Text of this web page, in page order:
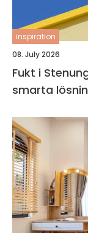
inspiration
08. July 2026
Fukt i
smarta